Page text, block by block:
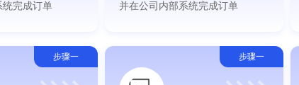
统完成订单
并在公司内部系统完成订单
步骤一 步骤一